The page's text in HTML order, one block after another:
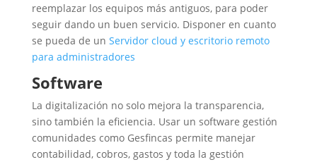
reemplazar los equipos más antiguos, para poder
seguir dando un buen servicio. Disponer en cuanto
se pueda de un Servidor cloud y escritorio remoto
para administradores
Software
La digitalización no solo mejora la transparencia,
sino también la eficiencia. Usar un software gestión
comunidades como Gesfincas permite manejar
contabilidad, cobros, gastos y toda la gestión